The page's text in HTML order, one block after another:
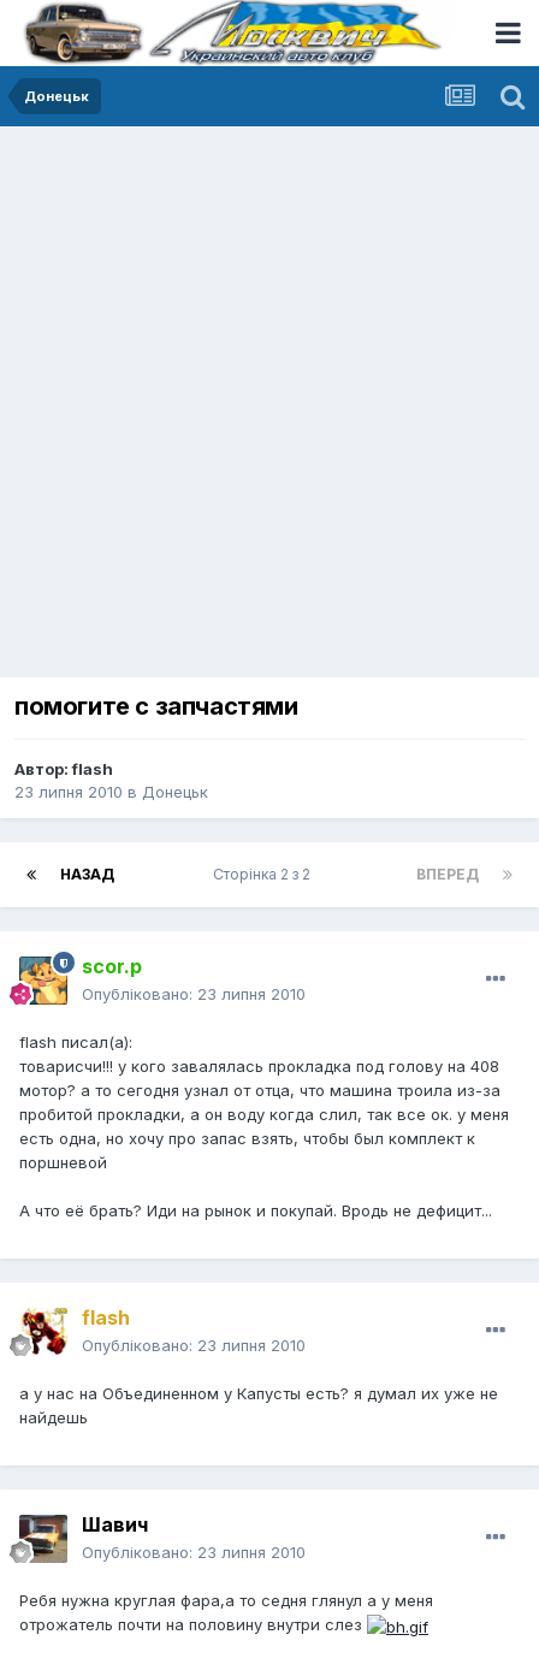
Донецьк
помогите с запчастями
Автор:flash
23 липня 2010 в Донецьк
НАЗАД ВПЕРЕД
Сторінка 2 з 2
scor.p
Опубліковано: 23 липня 2010
flash писал(а):
товарисчи!!! у кого завалялась прокладка под голову на 408
мотор? а то сегодня узнал от отца, что машина троила из-за
пробитой прокладки, а он воду когда слил, так все ок. у меня
есть одна, но хочу про запас взять, чтобы был комплект к
поршневой
А что её брать? Иди на рынок и покупай. Вродь не дефицит...
flash
Опубліковано: 23 липня 2010
а у нас на Объединенном у Капусты есть? я думал их уже не
найдешь
Шавич
Опубліковано: 23 липня 2010
Ребя нужна круглая фара,а то седня глянул а у меня
отрожатель почти на половину внутри слез